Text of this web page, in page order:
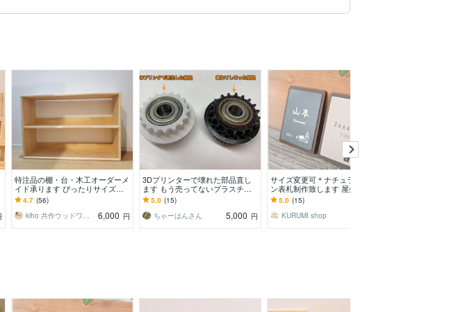
特注品の棚・台・木工オーダーメ
イド承ります ぴったりサイズの
収納、オリジナル作品製作のお手
伝いなど
4.7 (56)
kiho 共作ウッドワークス
6,000 円
3Dプリンターで壊れた部品直し
ます もう売ってないプラスチッ
ク部品を蘇らせます！
5.0 (15)
ちゃーはんさん
5,000 円
サイズ変更可＊ナチュラルデザイ
ン表札制作致します 屋外対応＊
２世帯OK！データご入稿でのロ
ゴ彫刻も可能です
5.0 (15)
KURUMI shop